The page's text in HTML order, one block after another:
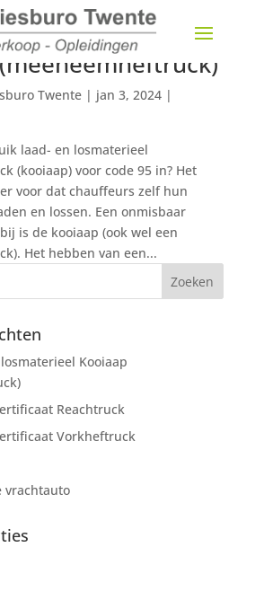
Twente| jan 3, 2024|
laad- en losmaterieel
(kooiaap) voor code 95 in? Het
voor dat chauffeurs zelf hun
en lossen. Een onmisbaar
is de kooiaap (ook wel een
Het hebben van een...
Kooiaap
Reachtruck
Vorkheftruck
vrachtauto